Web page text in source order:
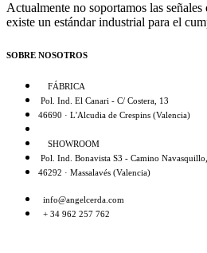
Actualmente no soportamos las
existe un estándar industrial para el
SOBRE NOSOTROS
FÁBRICA
Pol. Ind. El Canari - C/ Costera, 13
46690 · L'Alcudia de Crespins (Valencia)
SHOWROOM
Pol. Ind. Bonavista S3 - Camino
46292 · Massalavés (Valencia)
info@angelcerda.com
+ 34 962 257 762